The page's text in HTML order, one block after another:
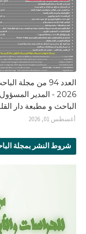
العدد 94 من
2026 - المدير
الباحث و مطبعة دار القلم
أغسطس 01, 2026
شروط النشر بمجلة